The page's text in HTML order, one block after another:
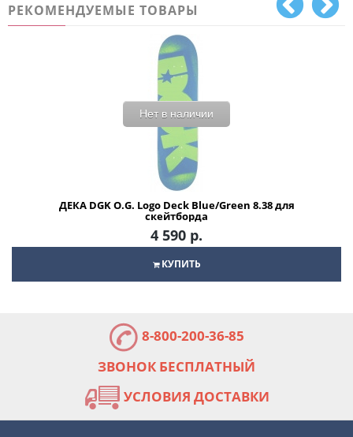
РЕКОМЕНДУЕМЫЕ ТОВАРЫ
Нет в наличии
ДЕКА DGK O.G. Logo Deck Blue/Green 8.38 для
скейтборда
4 590 р.
КУПИТЬ
8-800-200-36-85
ЗВОНОК БЕСПЛАТНЫЙ
УСЛОВИЯ ДОСТАВКИ